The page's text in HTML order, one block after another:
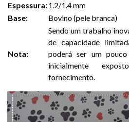
Espessura:1.2/1.4 mm
Base:
Bovino (pele branca)
Nota:
Sendo um trabalho
de capacidade
poderá ser um
inicialmente
fornecimento.